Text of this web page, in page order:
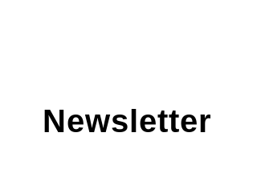
Newsletter